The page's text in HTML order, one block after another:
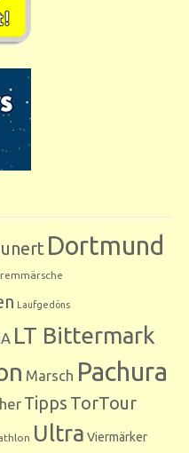
Dortmund
Laufgedöns
LT Bittermark
Marsch Pachura
Tipps TorTour
Ultra Viermärker